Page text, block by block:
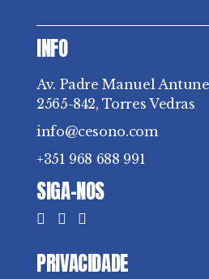
INFO
Av. Padre Manuel
2565-842, Torres Vedras
info@cesono.com
+351 968 688 991
SIGA-NOS
PRIVACIDADE